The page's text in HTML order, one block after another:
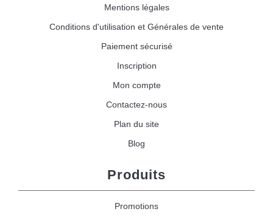
Mentions légales
Conditions d'utilisation et Générales de vente
Paiement sécurisé
Inscription
Mon compte
Contactez-nous
Plan du site
Blog
Produits
Promotions